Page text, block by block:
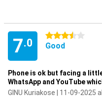
7.0
3.5 stars
Good
Phone is ok but facing a
WhatsApp and YouTube
GINU Kuriakose | 11-09-2025